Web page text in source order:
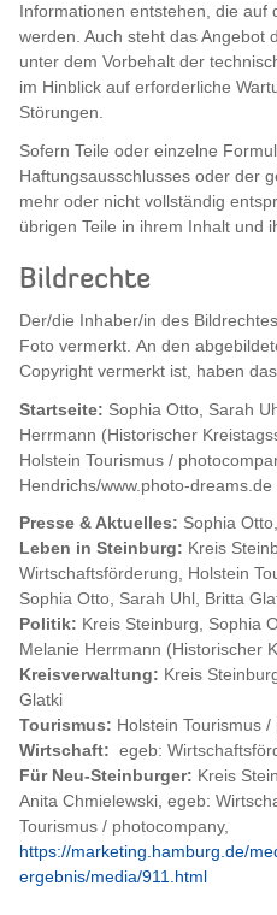
Informationen entstehen, die auf
werden. Auch steht das Angebot
unter dem Vorbehalt der
im Hinblick auf erforderliche
Störungen.
Sofern Teile oder einzelne
Haftungsausschlusses oder der
mehr oder nicht vollständig
übrigen Teile in ihrem Inhalt und
Bildrechte
Der/die Inhaber/in des
Foto vermerkt. An den
Copyright vermerkt ist, haben
Startseite: Sophia Otto, Sarah
Herrmann (Historischer
Holstein Tourismus /
Hendrichs/www.photo-dreams.de
Presse & Aktuelles: Sophia
Leben in Steinburg: Kreis
Wirtschaftsförderung, Holstein
Sophia Otto, Sarah Uhl, Britta
Politik: Kreis Steinburg, Sophia
Melanie Herrmann (Historischer
Kreisverwaltung: Kreis
Glatki
Tourismus: Holstein Tourismus
Wirtschaft: egeb:
Für Neu-Steinburger: Kreis
Anita Chmielewski, egeb:
Tourismus / photocompany,
https://marketing.hamburg.de/
ergebnis/media/911.html